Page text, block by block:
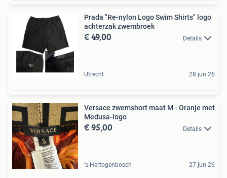
Prada "Re-nylon Logo Swim Shirts" logo
achterzak zwembroek
€ 49,00 Details
Utrecht 28 jun 26
Versace zwemshort maat M - Oranje met
Medusa-logo
€ 95,00 Details
's-Hertogenbosch 27 jun 26